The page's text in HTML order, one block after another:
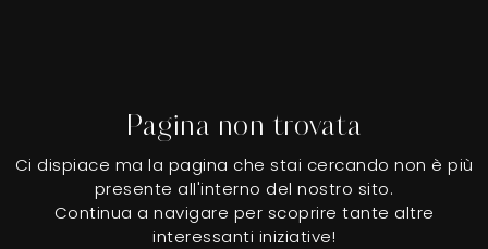
Pagina non trovata
Ci dispiace ma la pagina che stai cercando non è più
presente all'interno del nostro sito.
Continua a navigare per scoprire tante altre
interessanti iniziative!